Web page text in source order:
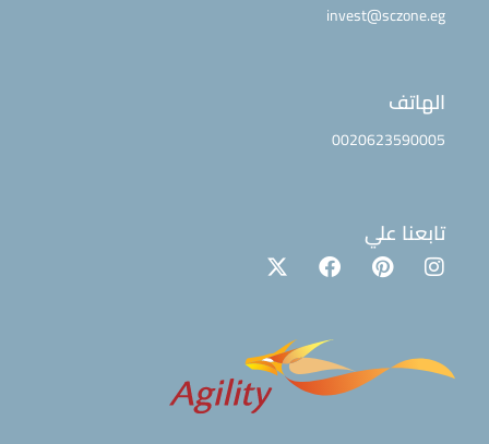
invest@sczone.eg
الهاتف
0020623590005
تابعنا علي